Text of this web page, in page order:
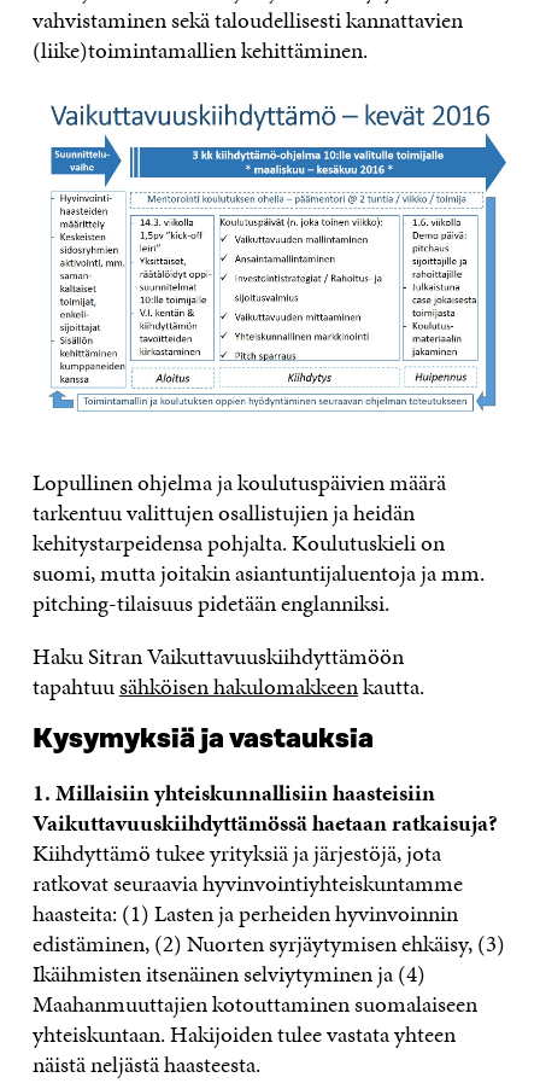
vahvistaminen sekä taloudellisesti kannattavien
(liike)toimintamallien kehittäminen.
Lopullinen ohjelma ja koulutuspäivien määrä
tarkentuu valittujen osallistujien ja heidän
kehitystarpeidensa pohjalta.Koulutuskieli on
suomi, mutta joitakin asiantuntijaluentoja ja mm.
pitching-tilaisuus pidetään englanniksi.
Haku Sitran Vaikuttavuuskiihdyttämöön
tapahtuusähköisen hakulomakkeenkautta.
Kysymyksiä ja vastauksia
1. Millaisiin yhteiskunnallisiin haasteisiin
Vaikuttavuuskiihdyttämössä haetaan ratkaisuja?
Kiihdyttämö tukee yrityksiä ja järjestöjä, jota
ratkovat seuraavia hyvinvointiyhteiskuntamme
haasteita: (1) Lasten ja perheiden hyvinvoinnin
edistäminen, (2) Nuorten syrjäytymisen ehkäisy, (3)
Ikäihmisten itsenäinen selviytyminen ja (4)
Maahanmuuttajien kotouttaminen suomalaiseen
yhteiskuntaan. Hakijoiden tulee vastata yhteen
näistä neljästä haasteesta.